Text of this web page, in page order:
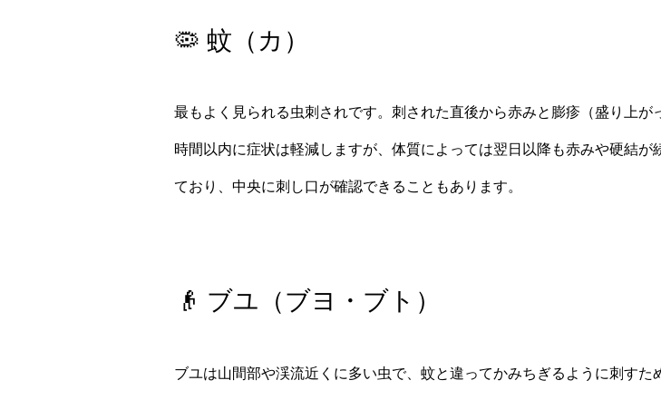
🦠 蚊（カ）
最もよく見られる虫刺されです。刺された直後から赤みと膨疹（盛り上
時間以内に症状は軽減しますが、体質によっては翌日以降も赤みや硬結
ており、中央に刺し口が確認できることもあります。
👴 ブユ（ブヨ・ブト）
ブユは山間部や渓流近くに多い虫で、蚊と違ってかみちぎるように刺す